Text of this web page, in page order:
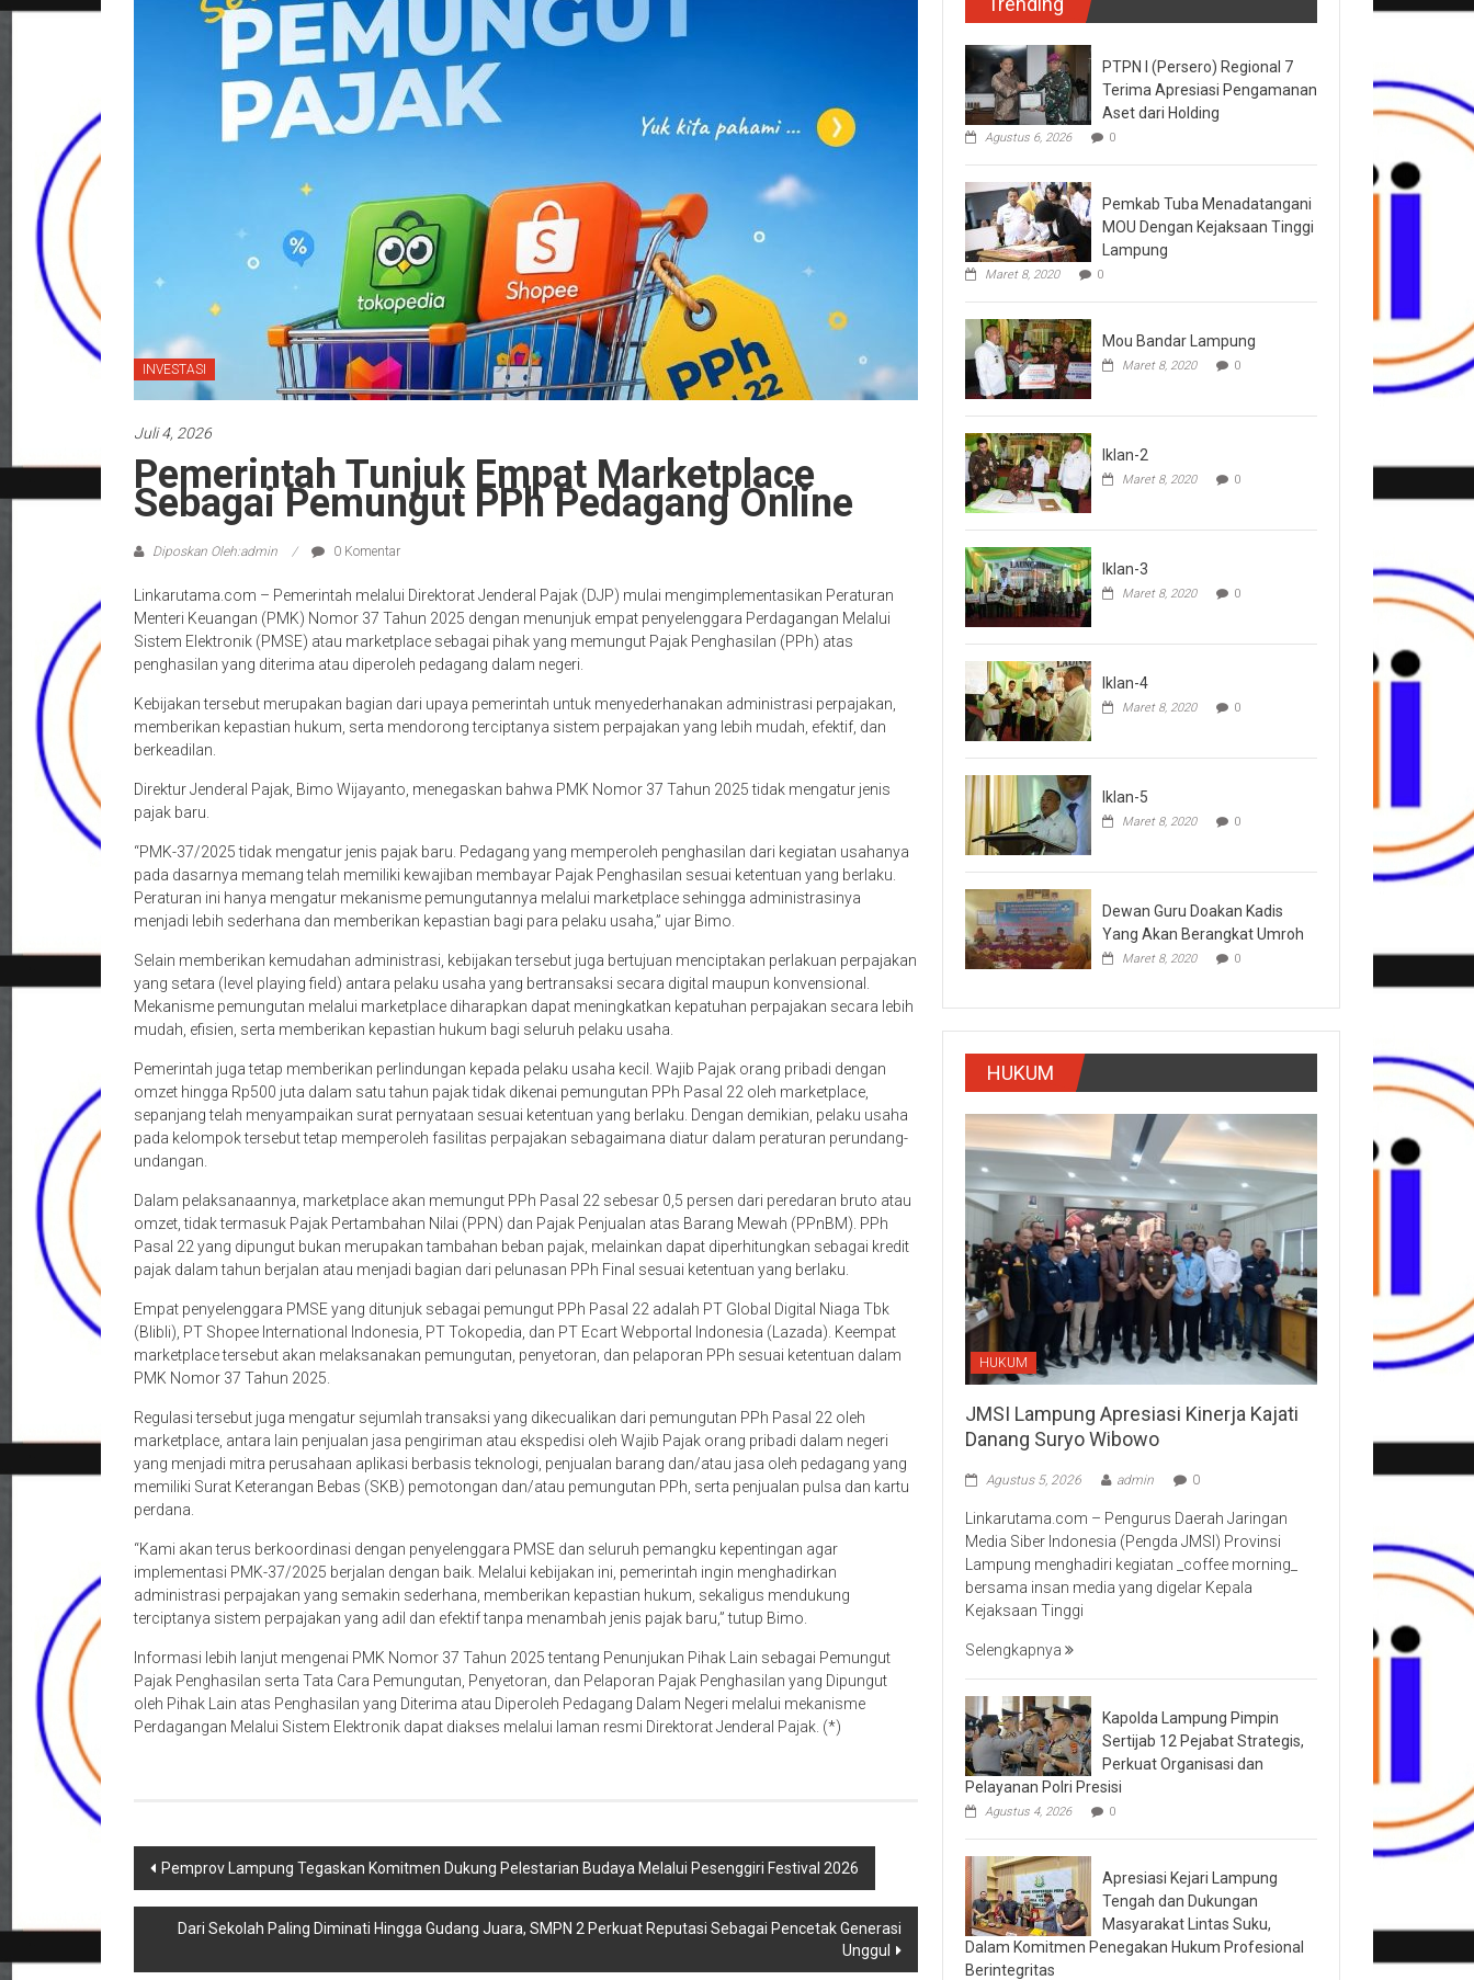
INVESTASI
Juli 4, 2026
Pemerintah Tunjuk Empat Marketplace
Sebagai Pemungut PPh Pedagang Online
Diposkan Oleh:admin 0 Komentar
Linkarutama.com – Pemerintah melalui Direktorat Jenderal Pajak (DJP) mulai mengimplementasikan Peraturan
Menteri Keuangan (PMK) Nomor 37 Tahun 2025 dengan menunjuk empat penyelenggara Perdagangan Melalui
Sistem Elektronik (PMSE) atau marketplace sebagai pihak yang memungut Pajak Penghasilan (PPh) atas
penghasilan yang diterima atau diperoleh pedagang dalam negeri.
Kebijakan tersebut merupakan bagian dari upaya pemerintah untuk menyederhanakan administrasi perpajakan,
memberikan kepastian hukum, serta mendorong terciptanya sistem perpajakan yang lebih mudah, efektif, dan
berkeadilan.
Direktur Jenderal Pajak, Bimo Wijayanto, menegaskan bahwa PMK Nomor 37 Tahun 2025 tidak mengatur jenis
pajak baru.
“PMK-37/2025 tidak mengatur jenis pajak baru. Pedagang yang memperoleh penghasilan dari kegiatan usahanya
pada dasarnya memang telah memiliki kewajiban membayar Pajak Penghasilan sesuai ketentuan yang berlaku.
Peraturan ini hanya mengatur mekanisme pemungutannya melalui marketplace sehingga administrasinya
menjadi lebih sederhana dan memberikan kepastian bagi para pelaku usaha,” ujar Bimo.
Selain memberikan kemudahan administrasi, kebijakan tersebut juga bertujuan menciptakan perlakuan perpajakan
yang setara (level playing field) antara pelaku usaha yang bertransaksi secara digital maupun konvensional.
Mekanisme pemungutan melalui marketplace diharapkan dapat meningkatkan kepatuhan perpajakan secara lebih
mudah, efisien, serta memberikan kepastian hukum bagi seluruh pelaku usaha.
Pemerintah juga tetap memberikan perlindungan kepada pelaku usaha kecil. Wajib Pajak orang pribadi dengan
omzet hingga Rp500 juta dalam satu tahun pajak tidak dikenai pemungutan PPh Pasal 22 oleh marketplace,
sepanjang telah menyampaikan surat pernyataan sesuai ketentuan yang berlaku. Dengan demikian, pelaku usaha
pada kelompok tersebut tetap memperoleh fasilitas perpajakan sebagaimana diatur dalam peraturan perundang-
undangan.
Dalam pelaksanaannya, marketplace akan memungut PPh Pasal 22 sebesar 0,5 persen dari peredaran bruto atau
omzet, tidak termasuk Pajak Pertambahan Nilai (PPN) dan Pajak Penjualan atas Barang Mewah (PPnBM). PPh
Pasal 22 yang dipungut bukan merupakan tambahan beban pajak, melainkan dapat diperhitungkan sebagai kredit
pajak dalam tahun berjalan atau menjadi bagian dari pelunasan PPh Final sesuai ketentuan yang berlaku.
Empat penyelenggara PMSE yang ditunjuk sebagai pemungut PPh Pasal 22 adalah PT Global Digital Niaga Tbk
(Blibli), PT Shopee International Indonesia, PT Tokopedia, dan PT Ecart Webportal Indonesia (Lazada). Keempat
marketplace tersebut akan melaksanakan pemungutan, penyetoran, dan pelaporan PPh sesuai ketentuan dalam
PMK Nomor 37 Tahun 2025.
Regulasi tersebut juga mengatur sejumlah transaksi yang dikecualikan dari pemungutan PPh Pasal 22 oleh
marketplace, antara lain penjualan jasa pengiriman atau ekspedisi oleh Wajib Pajak orang pribadi dalam negeri
yang menjadi mitra perusahaan aplikasi berbasis teknologi, penjualan barang dan/atau jasa oleh pedagang yang
memiliki Surat Keterangan Bebas (SKB) pemotongan dan/atau pemungutan PPh, serta penjualan pulsa dan kartu
perdana.
“Kami akan terus berkoordinasi dengan penyelenggara PMSE dan seluruh pemangku kepentingan agar
implementasi PMK-37/2025 berjalan dengan baik. Melalui kebijakan ini, pemerintah ingin menghadirkan
administrasi perpajakan yang semakin sederhana, memberikan kepastian hukum, sekaligus mendukung
terciptanya sistem perpajakan yang adil dan efektif tanpa menambah jenis pajak baru,” tutup Bimo.
Informasi lebih lanjut mengenai PMK Nomor 37 Tahun 2025 tentang Penunjukan Pihak Lain sebagai Pemungut
Pajak Penghasilan serta Tata Cara Pemungutan, Penyetoran, dan Pelaporan Pajak Penghasilan yang Dipungut
oleh Pihak Lain atas Penghasilan yang Diterima atau Diperoleh Pedagang Dalam Negeri melalui mekanisme
Perdagangan Melalui Sistem Elektronik dapat diakses melalui laman resmi Direktorat Jenderal Pajak. (*)
Navigasi
pos
Pemprov Lampung Tegaskan Komitmen Dukung Pelestarian Budaya Melalui Pesenggiri Festival 2026
Dari Sekolah Paling Diminati Hingga Gudang Juara, SMPN 2 Perkuat Reputasi Sebagai Pencetak Generasi
Unggul
PTPN I (Persero) Regional 7
Terima Apresiasi Pengamanan
Aset dari Holding
Agustus 6, 2026 0
Pemkab Tuba Menadatangani
MOU Dengan Kejaksaan Tinggi
Lampung
Maret 8, 2020 0
Mou Bandar Lampung
Maret 8, 2020 0
Iklan-2
Maret 8, 2020 0
Iklan-3
Maret 8, 2020 0
Iklan-4
Maret 8, 2020 0
Iklan-5
Maret 8, 2020 0
Dewan Guru Doakan Kadis
Yang Akan Berangkat Umroh
Maret 8, 2020 0
HUKUM
HUKUM
JMSI Lampung Apresiasi Kinerja Kajati
Danang Suryo Wibowo
Agustus 5, 2026 admin 0
Linkarutama.com – Pengurus Daerah Jaringan
Media Siber Indonesia (Pengda JMSI) Provinsi
Lampung menghadiri kegiatan _coffee morning_
bersama insan media yang digelar Kepala
Kejaksaan Tinggi
Selengkapnya
Kapolda Lampung Pimpin
Sertijab 12 Pejabat Strategis,
Perkuat Organisasi dan
Pelayanan Polri Presisi
Agustus 4, 2026 0
Apresiasi Kejari Lampung
Tengah dan Dukungan
Masyarakat Lintas Suku,
Dalam Komitmen Penegakan Hukum Profesional
Berintegritas